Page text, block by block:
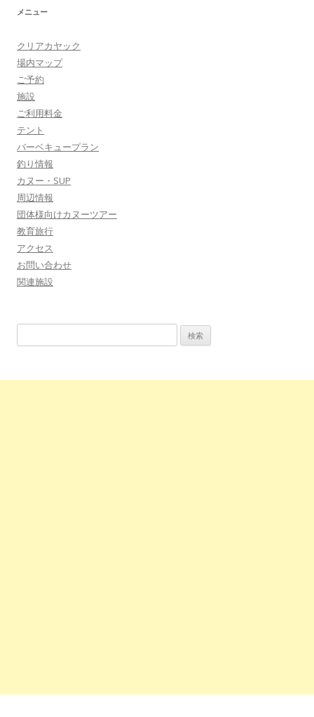
メニュー
クリアカヤック
場内マップ
ご予約
施設
ご利用料金
テント
バーベキュープラン
釣り情報
カヌー・SUP
周辺情報
団体様向けカヌーツアー
教育旅行
アクセス
お問い合わせ
関連施設
索: